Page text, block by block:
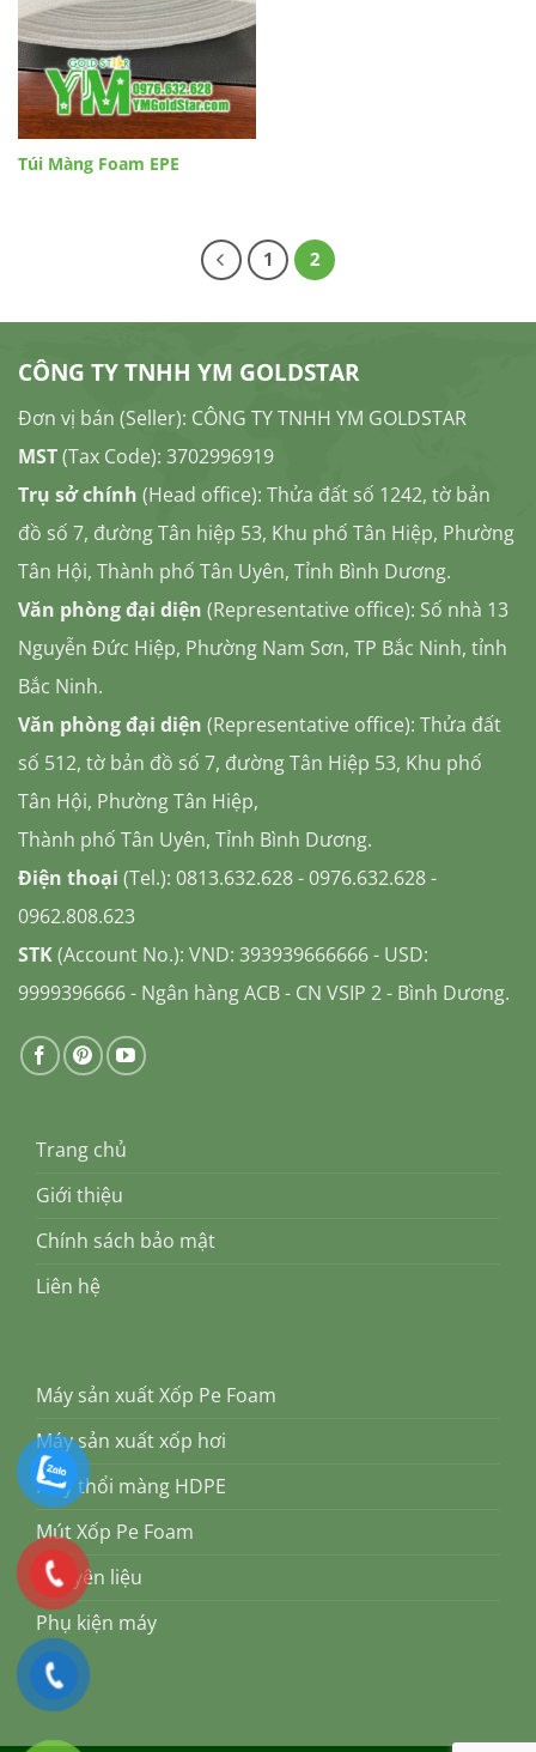
Túi Màng Foam EPE
1 2
CÔNG TY TNHH YM GOLDSTAR
Đơn vị bán (Seller): CÔNG TY TNHH YM GOLDSTAR
MST(Tax Code): 3702996919
Trụ sở chính (Head office): Thửa đất số 1242, tờ bản
đồ số 7, đường Tân hiệp 53, Khu phố Tân Hiệp, Phường
Tân Hội, Thành phố Tân Uyên, Tỉnh Bình Dương.
Văn phòng đại diện (Representative office): Số nhà 13
Nguyễn Đức Hiệp, Phường Nam Sơn, TP Bắc Ninh, tỉnh
Bắc Ninh.
Văn phòng đại diện (Representative office): Thửa đất
số 512, tờ bản đồ số 7, đường Tân Hiệp 53, Khu phố
Tân Hội, Phường Tân Hiệp,
Thành phố Tân Uyên, Tỉnh Bình Dương.
Điện thoại (Tel.): 0813.632.628 - 0976.632.628 -
0962.808.623
STK(Account No.): VND: 393939666666 - USD:
9999396666 - Ngân hàng ACB - CN VSIP 2 - Bình Dương.
Trang chủ
Giới thiệu
Chính sách bảo mật
Liên hệ
Máy sản xuất Xốp Pe Foam
Máy sản xuất xốp hơi
Máy thổi màng HDPE
Mút Xốp Pe Foam
Nguyên liệu
Phụ kiện máy